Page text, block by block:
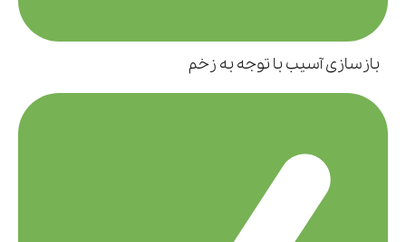
بازسازی آسیب با توجه به زخم